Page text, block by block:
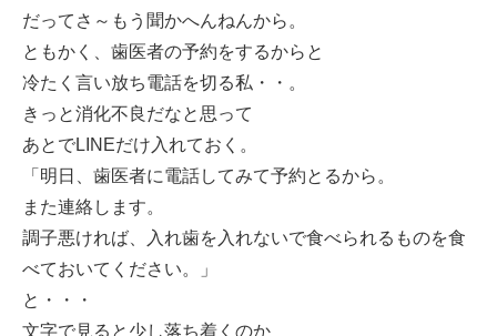
だってさ～もう聞かへんねんから。
ともかく、歯医者の予約をするからと
冷たく言い放ち電話を切る私・・。
きっと消化不良だなと思って
あとでLINEだけ入れておく。
「明日、歯医者に電話してみて予約とるから。
また連絡します。
調子悪ければ、入れ歯を入れないで食べられるものを食
べておいてください。」
と・・・
文字で見ると少し落ち着くのか